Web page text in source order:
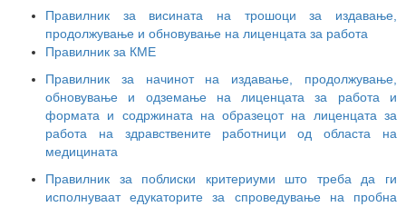
Правилник за висината на трошоци за издавање,
продолжување и обновување на лиценцата за работа
Правилник за КМЕ
Правилник за начинот на издавање, продолжување,
обновување и одземање на лиценцата за работа и
формата и содржината на образецот на лиценцата за
работа на здравствените работници од областа на
медицината
Правилник за поблиски критериуми што треба да ги
исполнуваат едукаторите за спроведување на пробна